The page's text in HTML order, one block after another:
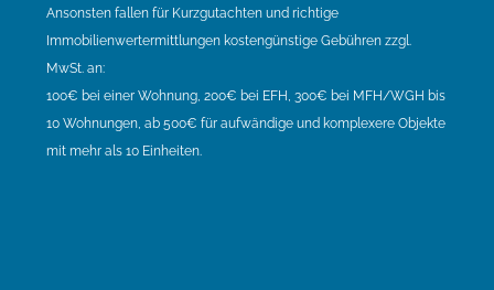
Ansonsten fallen für Kurzgutachten und richtige
Immobilienwertermittlungen kostengünstige Gebühren zzgl.
MwSt. an:
100€ bei einer Wohnung, 200€ bei EFH, 300€ bei MFH/WGH bis
10 Wohnungen, ab 500€ für aufwändige und komplexere Objekte
mit mehr als 10 Einheiten.